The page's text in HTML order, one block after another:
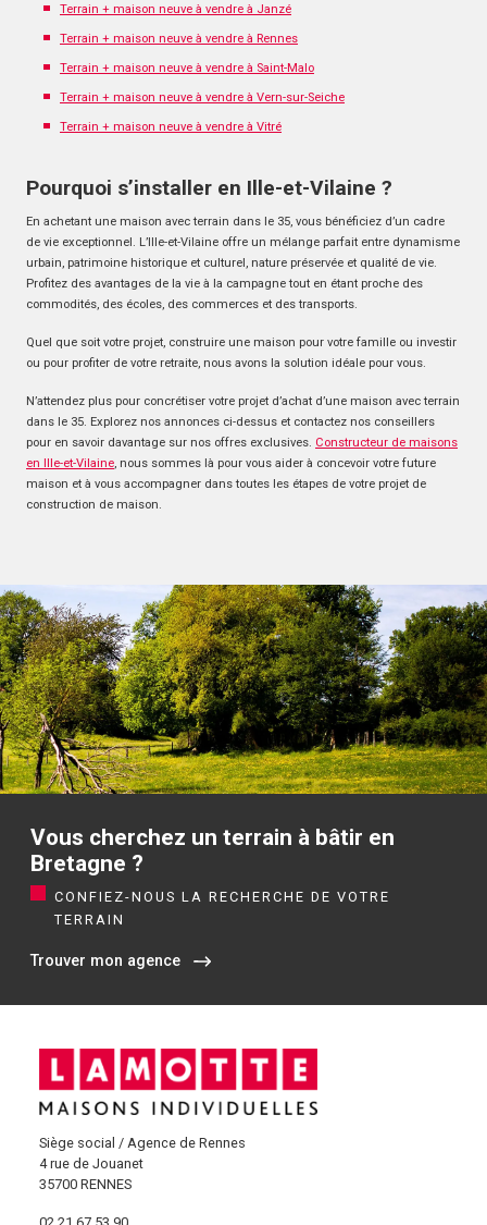
Terrain + maison neuve à vendre à Janzé
Terrain + maison neuve à vendre à Rennes
Terrain + maison neuve à vendre à Saint-Malo
Terrain + maison neuve à vendre à Vern-sur-Seiche
Terrain + maison neuve à vendre à Vitré
Pourquoi s’installer en Ille-et-Vilaine ?
En achetant une maison avec terrain dans le 35, vous bénéficiez d’un cadre
de vie exceptionnel. L’Ille-et-Vilaine offre un mélange parfait entre dynamisme
urbain, patrimoine historique et culturel, nature préservée et qualité de vie.
Profitez des avantages de la vie à la campagne tout en étant proche des
commodités, des écoles, des commerces et des transports.
Quel que soit votre projet, construire une maison pour votre famille ou investir
ou pour profiter de votre retraite, nous avons la solution idéale pour vous.
N’attendez plus pour concrétiser votre projet d’achat d’une maison avec terrain
dans le 35. Explorez nos annonces ci-dessus et contactez nos conseillers
pour en savoir davantage sur nos offres exclusives. Constructeur de maisons
en Ille-et-Vilaine, nous sommes là pour vous aider à concevoir votre future
maison et à vous accompagner dans toutes les étapes de votre projet de
construction de maison.
Vous cherchez un terrain à bâtir en
Bretagne ?
CONFIEZ-NOUS LA RECHERCHE DE VOTRE
TERRAIN
Trouver mon agence
Siège social / Agence de Rennes
4 rue de Jouanet
35700 RENNES